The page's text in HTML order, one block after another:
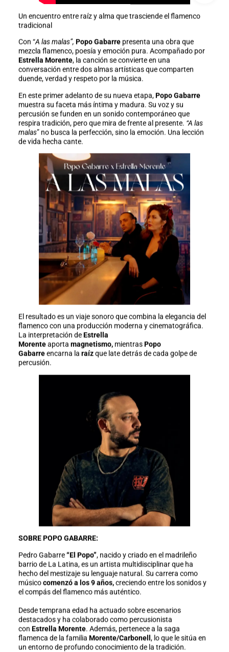
Un encuentro entre raíz y alma que trasciende el flamenco
tradicional
Con “A las malas”, Popo Gabarrepresenta una obra que
mezcla flamenco, poesía y emoción pura. Acompañado por
Estrella Morente, la canción se convierte en una
conversación entre dos almas artísticas que comparten
duende, verdad y respeto por la música.
En este primer adelanto de su nueva etapa, Popo Gabarre
muestra su faceta más íntima y madura. Su voz y su
percusión se funden en un sonido contemporáneo que
respira tradición, pero que mira de frente al presente. “A las
malas” no busca la perfección, sino la emoción. Una lección
de vida hecha cante.
El resultado es un viaje sonoro que combina la elegancia del
flamenco con una producción moderna y cinematográfica.
La interpretación de Estrella
Morenteaporta magnetismo,mientrasPopo
Gabarreencarna la raízque late detrás de cada golpe de
percusión.
SOBRE POPO GABARRE:
Pedro Gabarre“El Popo”, nacido y criado en el madrileño
barrio de La Latina, es un artista multidisciplinar que ha
hecho del mestizaje su lenguaje natural. Su carrera como
músicocomenzó a los 9 años,creciendo entre los sonidos y
el compás del flamenco más auténtico.
Desde temprana edad ha actuado sobre escenarios
destacados y ha colaborado como percusionista
con Estrella Morente. Además, pertenece a la saga
flamenca de la familia Morente/Carbonell, lo que le sitúa en
un entorno de profundo conocimiento de la tradición.